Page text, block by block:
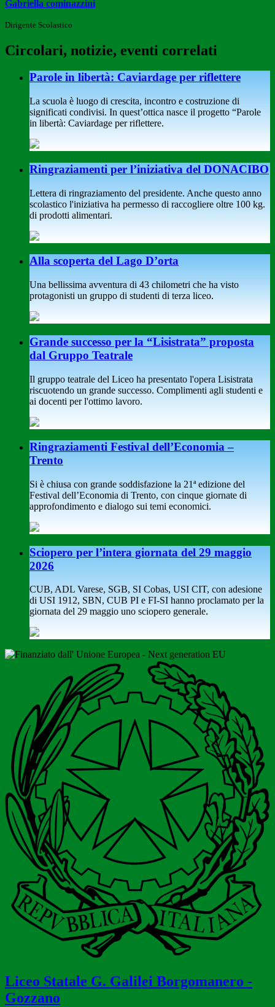
Gabriella cominazzini
Dirigente Scolastico
Circolari, notizie, eventi correlati
Parole in libertà: Caviardage per riflettere
La scuola è luogo di crescita, incontro e costruzione di
significati condivisi. In quest’ottica nasce il progetto “Parole
in libertà: Caviardage per riflettere.
Ringraziamenti per l’iniziativa del DONACIBO
Lettera di ringraziamento del presidente. Anche questo anno
scolastico l'iniziativa ha permesso di raccogliere oltre 100 kg.
di prodotti alimentari.
Alla scoperta del Lago D’orta
Una bellissima avventura di 43 chilometri che ha visto
protagonisti un gruppo di studenti di terza liceo.
Grande successo per la “Lisistrata” proposta
dal Gruppo Teatrale
Il gruppo teatrale del Liceo ha presentato l'opera Lisistrata
riscuotendo un grande successo. Complimenti agli studenti e
ai docenti per l'ottimo lavoro.
Ringraziamenti Festival dell’Economia –
Trento
Si è chiusa con grande soddisfazione la 21ª edizione del
Festival dell’Economia di Trento, con cinque giornate di
approfondimento e dialogo sui temi economici.
Sciopero per l’intera giornata del 29 maggio
2026
CUB, ADL Varese, SGB, SI Cobas, USI CIT, con adesione
di USI 1912, SBN, CUB PI e FI-SI hanno proclamato per la
giornata del 29 maggio uno sciopero generale.
Liceo Statale G. Galilei Borgomanero -
Gozzano